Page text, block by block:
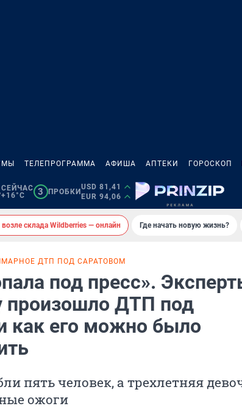
ТЕЛЕПРОГРАММА АФИША АПТЕКИ ГОРОСКОП
СЕЙЧАС
+16°C
3 ПРОБКИ
USD 81,41
EUR 94,06
склада Wildberries — онлайн Где начать новую жизнь?
ДТП ПОД САРАТОВОМ
под пресс».
произошло ДТП под
как его можно было
пять человек, а трехлетняя
ожоги